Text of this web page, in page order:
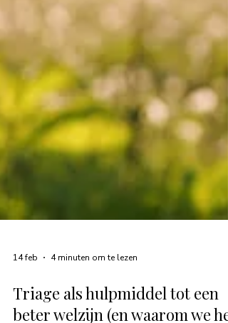
14 feb 4 minuten om te lezen